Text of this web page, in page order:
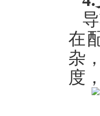
在
杂
度